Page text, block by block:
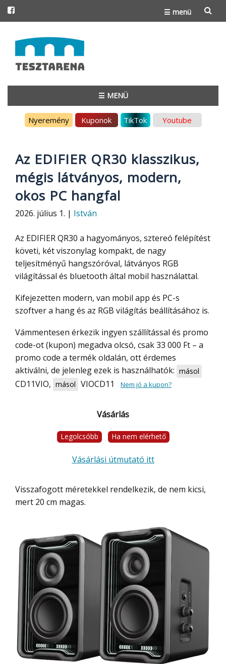
☰ menü
to
content
☰ MENÜ
Nyeremény Kuponok TikTok Youtube
Az EDIFIER QR30 klasszikus,
mégis látványos, modern,
okos PC hangfal
2026. július 1. | István
Az EDIFIER QR30 a hagyományos, sztereó felépítést
követi, két viszonylag kompakt, de nagy
teljesítményű hangszóróval, látványos RGB
világítással és bluetooth által mobil használattal.
Kifejezetten modern, van mobil app és PC-s
szoftver a hang és az RGB világítás beállításához is.
Vámmentesen érkezik ingyen szállítással és promo
code-ot (kupon) megadva olcsó, csak 33 000 Ft – a
promo code a termék oldalán, ott érdemes
aktiválni, de jelenleg ezek is használhatók: másol
CD11VIO, másol VIOCD11 Nem jó a kupon?
Vásárlás
Legolcsóbb Ha nem elérhető
Vásárlási útmutató itt
Visszafogott méretekkel rendelkezik, de nem kicsi,
mert 20 cm magas.